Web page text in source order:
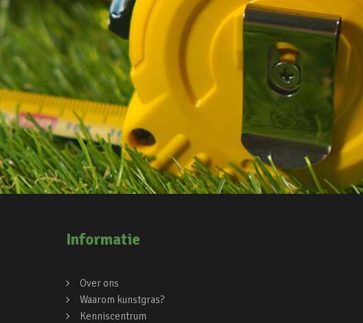
Informatie
Over ons
Waarom kunstgras?
Kenniscentrum